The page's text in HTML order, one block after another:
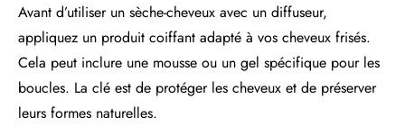
Avant d’utiliser un sèche-cheveux avec un diffuseur,
appliquez un produit coiffant adapté à vos cheveux frisés.
Cela peut inclure une mousse ou un gel spécifique pour les
boucles. La clé est de protéger les cheveux et de préserver
leurs formes naturelles.